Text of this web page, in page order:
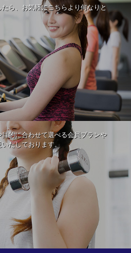
ら、お気軽にこちらより何なりと
的に合わせて選べる会員プランや
たしております。